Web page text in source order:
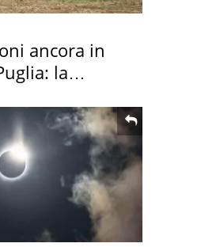
ancora in
la